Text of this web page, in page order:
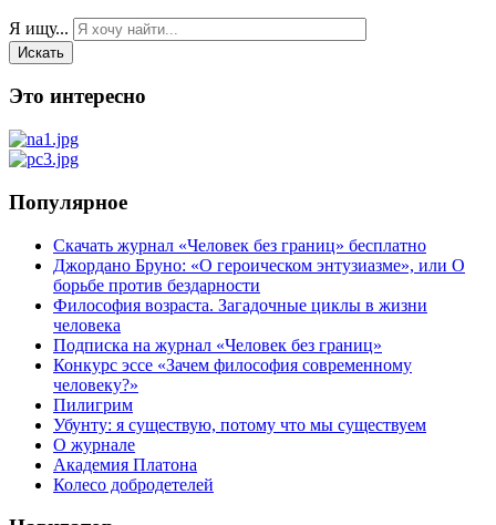
Я ищу...
Искать
Это интересно
Популярное
Скачать журнал «Человек без границ» бесплатно
Джордано Бруно: «О героическом энтузиазме», или О
борьбе против бездарности
Философия возраста. Загадочные циклы в жизни
человека
Подписка на журнал «Человек без границ»
Конкурс эссе «Зачем философия современному
человеку?»
Пилигрим
Убунту: я существую, потому что мы существуем
О журнале
Академия Платона
Колесо добродетелей